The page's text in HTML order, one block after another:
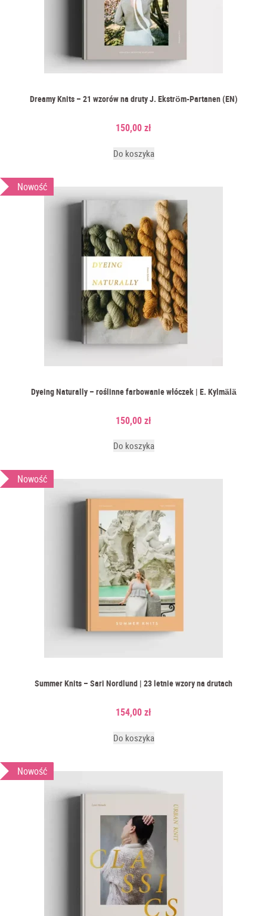
Dreamy Knits – 21 wzorów na druty J. Ekström-Partanen (EN)
150,00zł
Do koszyka
Nowość
Dyeing Naturally – roślinne farbowanie włóczek | E. Kylmälä
150,00zł
Do koszyka
Nowość
Summer Knits – Sari Nordlund | 23 letnie wzory na drutach
154,00zł
Do koszyka
Nowość